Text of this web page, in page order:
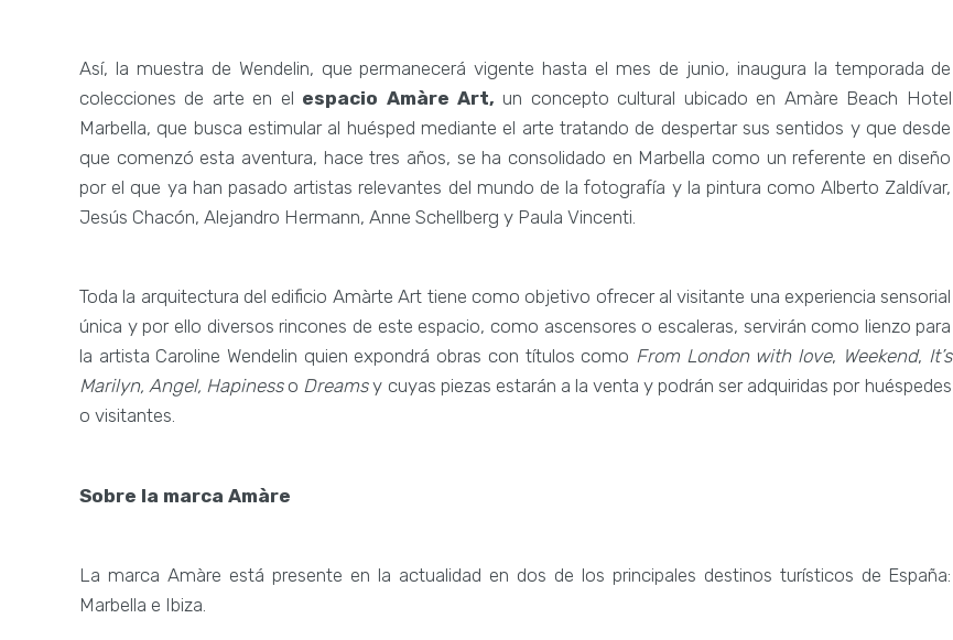
Así, la muestra de Wendelin, que permanecerá vigente hasta el mes de junio, inaugura la temporada de
colecciones de arte en el espacio Amàre Art, un concepto cultural ubicado en Amàre Beach Hotel
Marbella, que busca estimular al huésped mediante el arte tratando de despertar sus sentidos y que desde
que comenzó esta aventura, hace tres años, se ha consolidado en Marbella como un referente en diseño
por el que ya han pasado artistas relevantes del mundo de la fotografía y la pintura como Alberto Zaldívar,
Jesús Chacón, Alejandro Hermann, Anne Schellberg y Paula Vincenti.
Toda la arquitectura del edificio Amàrte Art tiene como objetivo ofrecer al visitante una experiencia sensorial
única y por ello diversos rincones de este espacio, como ascensores o escaleras, servirán como lienzo para
la artista Caroline Wendelin quien expondrá obras con títulos como From London with love, Weekend, It’s
Marilyn, Angel, Hapiness o Dreamsy cuyas piezas estarán a la venta y podrán ser adquiridas por huéspedes
o visitantes.
Sobre la marca Amàre
La marca Amàre está presente en la actualidad en dos de los principales destinos turísticos de España:
Marbella e Ibiza.